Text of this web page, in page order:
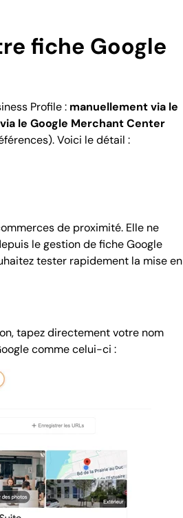
fiche Google
Profile : manuellement via le
le Google Merchant Center
Voici le détail :
de proximité. Elle ne
le gestion de fiche Google
tester rapidement la mise en
tapez directement votre nom
comme celui-ci :